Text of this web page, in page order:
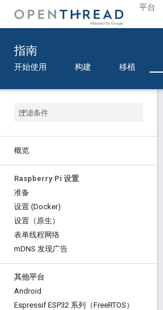
平台
指南
开始使用 构建 移植
概览
Raspberry Pi 设置
准备
设置 (Docker)
设置（原生）
表单线程网络
mDNS 发现广告
其他平台
Android
Espressif ESP32 系列（FreeRTOS）